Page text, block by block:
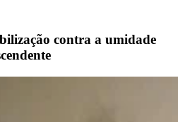
contra a umidade